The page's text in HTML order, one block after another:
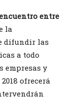
entre
la
difundir las
a todo
empresas y
ofrecerá